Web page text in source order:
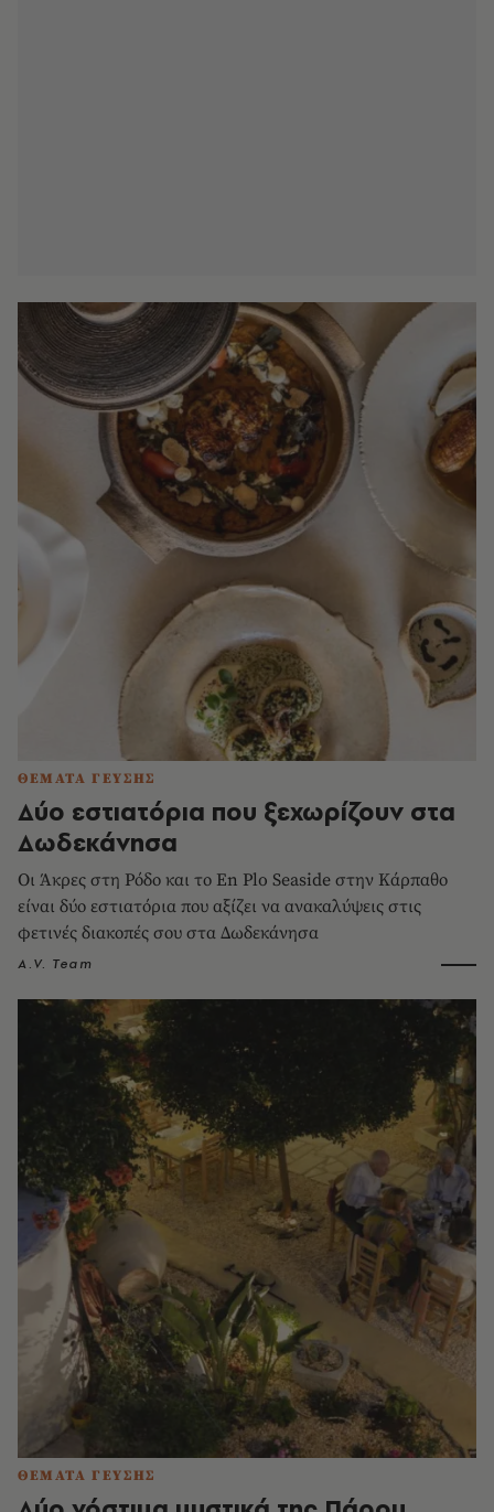
ΘΕΜΑΤΑ ΓΕΥΣΗΣ
Δύο εστιατόρια που ξεχωρίζουν στα
Δωδεκάνησα
Οι Άκρες στη Ρόδο και το En Plo Seaside στην Κάρπαθο
είναι δύο εστιατόρια που αξίζει να ανακαλύψεις στις
φετινές διακοπές σου στα Δωδεκάνησα
A.V. Team
ΘΕΜΑΤΑ ΓΕΥΣΗΣ